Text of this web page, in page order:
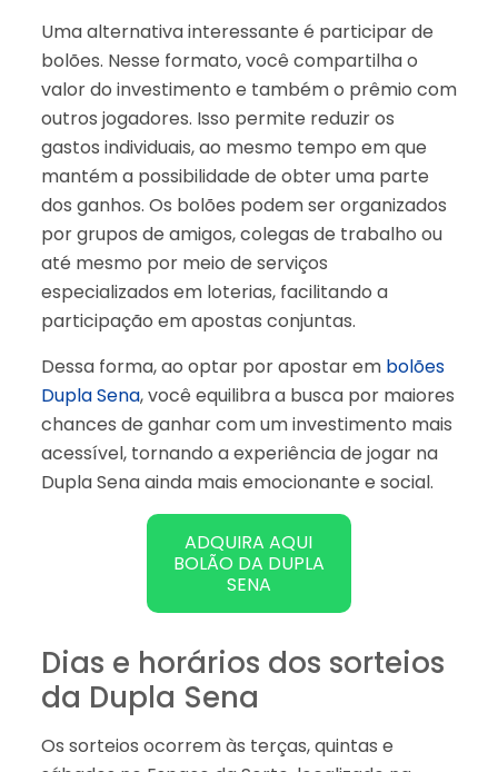
Uma alternativa interessante é participar de
bolões. Nesse formato, você compartilha o
valor do investimento e também o prêmio com
outros jogadores. Isso permite reduzir os
gastos individuais, ao mesmo tempo em que
mantém a possibilidade de obter uma parte
dos ganhos. Os bolões podem ser organizados
por grupos de amigos, colegas de trabalho ou
até mesmo por meio de serviços
especializados em loterias, facilitando a
participação em apostas conjuntas.
Dessa forma, ao optar por apostar em bolões
Dupla Sena, você equilibra a busca por maiores
chances de ganhar com um investimento mais
acessível, tornando a experiência de jogar na
Dupla Sena ainda mais emocionante e social.
ADQUIRA AQUI
BOLÃO DA DUPLA
SENA
Dias e horários dos sorteios
da Dupla Sena
Os sorteios ocorrem às terças, quintas e